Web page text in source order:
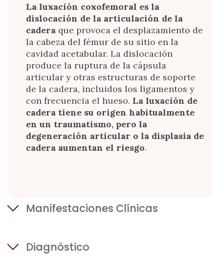
La luxación coxofemoral es la
dislocación de la articulación de la
cadera que provoca el desplazamiento de
la cabeza del fémur de su sitio en la
cavidad acetabular. La dislocación
produce la ruptura de la cápsula
articular y otras estructuras de soporte
de la cadera, incluidos los ligamentos y
con frecuencia el hueso. La luxación de
cadera tiene su origen habitualmente
en un traumatismo, pero la
degeneración articular o la displasia de
cadera aumentan el riesgo.
Manifestaciones Clínicas
La luxación traumática de cadera resulta
dolorosa y afecta a la capacidad de carga
Diagnóstico